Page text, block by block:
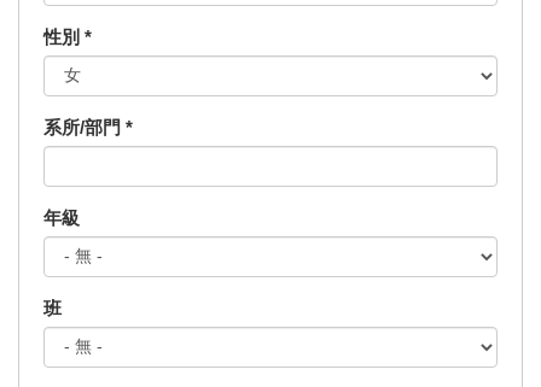
性別 *
系所/部門 *
年級
班